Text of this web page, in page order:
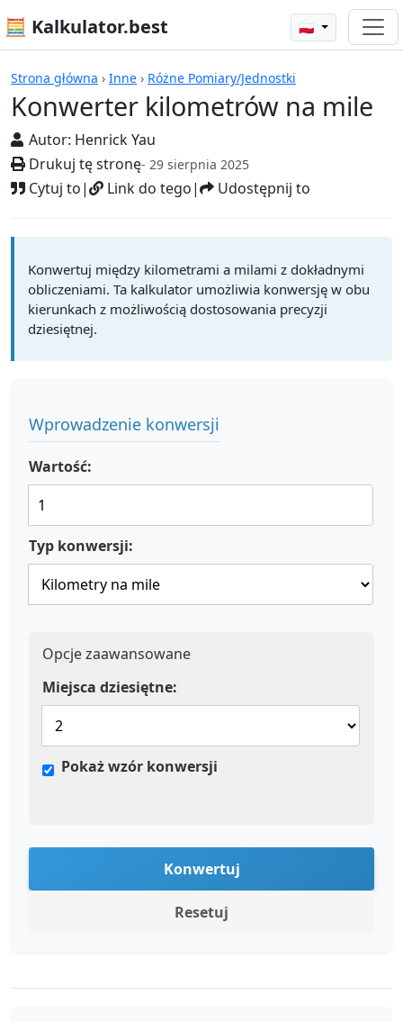
🧮 Kalkulator.best 🇵🇱
Strona główna › Inne › Różne Pomiary/Jednostki
Konwerter kilometrów na mile
Autor: Henrick Yau
Drukuj tę stronę- 29 sierpnia 2025
Cytuj to| Link do tego| Udostępnij to
Kalkulatory
Konwertuj między kilometrami a milami z dokładnymi
obliczeniami. Ta kalkulator umożliwia konwersję w obu
kierunkach z możliwością dostosowania precyzji
dziesiętnej.
Wprowadzenie konwersji
Wartość:
Typ konwersji:
Opcje zaawansowane
Miejsca dziesiętne:
Pokaż wzór konwersji
Konwertuj
Resetuj